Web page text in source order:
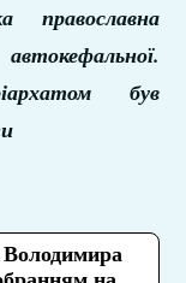
православна
був